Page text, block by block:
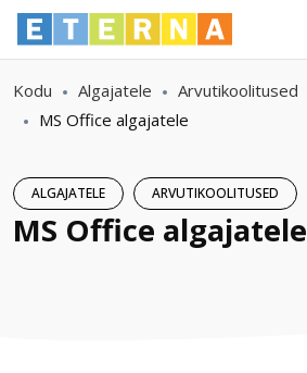
Kodu Algajatele
Arvutikoolitused
MS Office algajatele
ALGAJATELE ARVUTIKOOLITUSED
MS Office algajatele